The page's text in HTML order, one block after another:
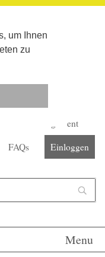
um Ihnen
zu
Corona-Management
FAQs Einloggen
Menu